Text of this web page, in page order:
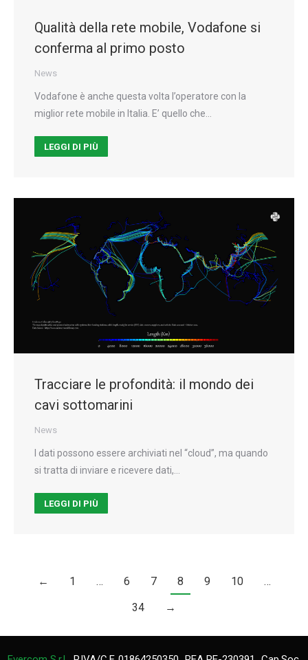
Qualità della rete mobile, Vodafone si
conferma al primo posto
News
Vodafone è anche questa volta l’operatore con la
miglior rete mobile in Italia. E’ quello che…
LEGGI DI PIÙ
Tracciare le profondità: il mondo dei
cavi sottomarini
News
I dati possono essere archiviati nel “cloud”, ma quando
si tratta di inviare e ricevere dati,…
LEGGI DI PIÙ
← 1 … 6 7 8 9 10
…
34
→